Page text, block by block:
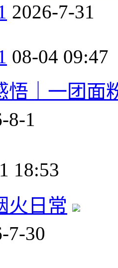
2026-7-31
08-04 09:47
悟｜一团面
8-1
18:53
火日常
7-30